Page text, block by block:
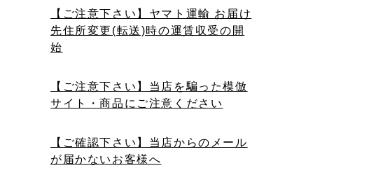
【ご注意下さい】ヤマト運輸 お届け
先住所変更(転送)時の運賃収受の開
始
【ご注意下さい】当店を騙った模倣
サイト・商品にご注意ください
【ご確認下さい】当店からのメール
が届かないお客様へ